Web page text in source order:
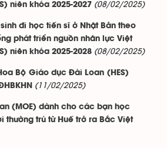
niên khóa 2025-2027 (08/02/2025)
đi học tiến sĩ ở Nhật Bản theo
phát triển nguồn nhân lực Việt
niên khóa 2025-2028 (08/02/2025)
Bộ Giáo dục Đài Loan (HES)
(11/02/2025)
(MOE) dành cho các bạn học
thường trú từ Huế trở ra Bắc Việt